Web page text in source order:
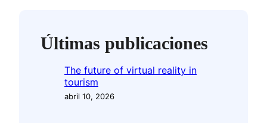
Últimas publicaciones
The future of virtual reality in
tourism
abril 10, 2026